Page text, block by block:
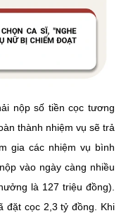
nộp số tiền cọc tương
thành nhiệm vụ sẽ trả
gia các nhiệm vụ bình
vào ngày càng nhiều
là 127 triệu đồng).
đặt cọc 2,3 tỷ đồng. Khi